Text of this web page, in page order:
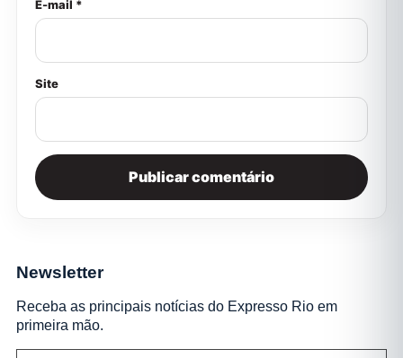
E-mail *
Site
Newsletter
Receba as principais notícias do Expresso Rio em
primeira mão.